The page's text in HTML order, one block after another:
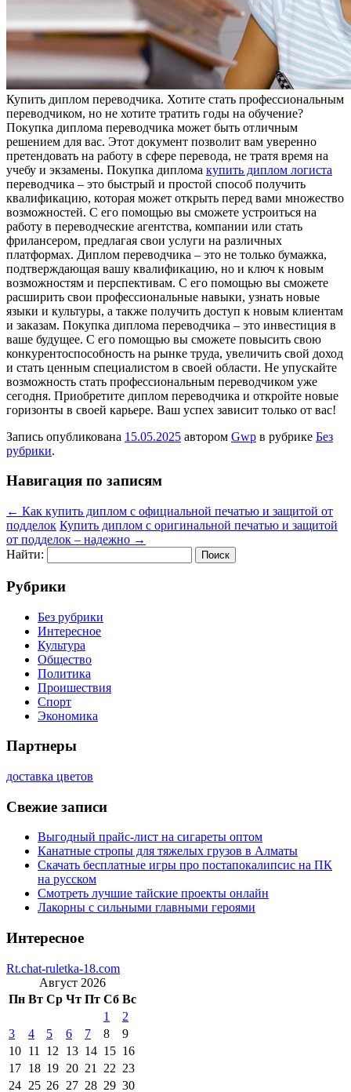
Купить диплoм пeрeвoдчикa. Хотите стать профессиональным
переводчиком, но не хотите тратить годы на обучение?
Покупка диплома переводчика может быть отличным
решением для вас. Этот документ позволит вам уверенно
претендовать на работу в сфере перевода, не тратя время на
учебу и экзамены. Покупка диплома купить диплом логиста
переводчика – это быстрый и простой способ получить
квалификацию, которая может открыть перед вами множество
возможностей. С его помощью вы сможете устроиться на
работу в переводческие агентства, компании или стать
фрилансером, предлагая свои услуги на различных
платформах. Диплом переводчика – это не только бумажка,
подтверждающая вашу квалификацию, но и ключ к новым
возможностям и перспективам. С его помощью вы сможете
расширить свои профессиональные навыки, узнать новые
языки и культуры, а также получить доступ к новым клиентам
и заказам. Покупка диплома переводчика – это инвестиция в
ваше будущее. С его помощью вы сможете повысить свою
конкурентоспособность на рынке труда, увеличить свой доход
и стать ценным специалистом в своей области. Не упускайте
возможность стать профессиональным переводчиком уже
сегодня. Приобретите диплом переводчика и откройте новые
горизонты в своей карьере. Ваш успех зависит только от вас!
Запись опубликована 15.05.2025 автором Gwp в рубрике Без
рубрики.
Навигация по записям
← Как купить диплом с официальной печатью и защитой от
подделок Купить диплом с оригинальной печатью и защитой
от подделок – надежно →
Найти:
Рубрики
Без рубрики
Интересное
Культура
Общество
Политика
Проишествия
Спорт
Экономика
Партнеры
доставка цветов
Свежие записи
Выгодный прайс-лист на сигареты оптом
Канатные стропы для тяжелых грузов в Алматы
Скачать бесплатные игры про постапокалипсис на ПК
на русском
Смотреть лучшие тайские проекты онлайн
Лакорны с сильными главными героями
Интересное
Rt.chat-ruletka-18.com
Август 2026
Пн Вт Ср Чт Пт Сб Вс
1
2
3
4 5 6 7 8
9
10 11 12 13 14 15 16
17 18 19 20 21 22 23
24 25 26 27 28 29 30